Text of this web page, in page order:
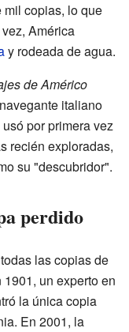
mil copias, lo que
América
y rodeada de agua.
de Américo
italiano
por primera vez
recién exploradas,
su "descubridor".
perdido
las copias de
un experto en
la única copia
En 2001, la